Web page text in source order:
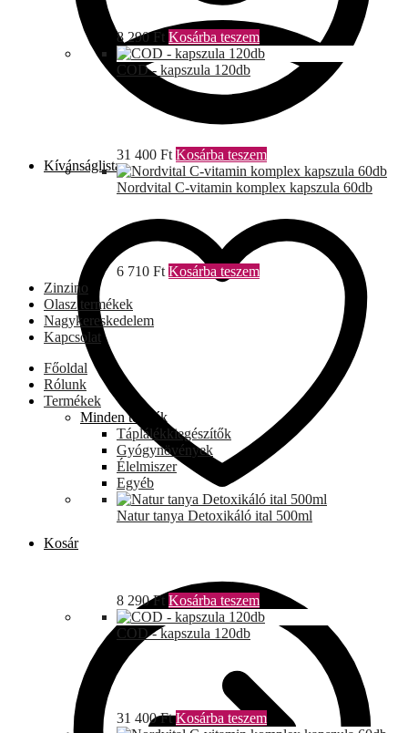
Kívánságlista
Kosár
8 290Ft Kosárba teszem
COD - kapszula 120db
31 400 Ft Kosárba teszem
Nordvital C-vitamin komplex kapszula 60db
6 710 Ft Kosárba teszem
Zinzino
Olasz termékek
Nagykereskedelem
Kapcsolat
Főoldal
Rólunk
Termékek
Minden termék
Táplálékkiegészítők
Gyógynövények
Élelmiszer
Egyéb
Natur tanya Detoxikáló ital 500ml
8 290Ft Kosárba teszem
COD - kapszula 120db
31 400Ft Kosárba teszem